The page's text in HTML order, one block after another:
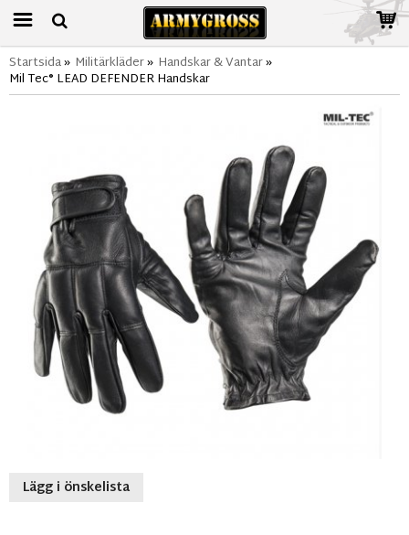
Startsida» Militärkläder» Handskar & Vantar»
Mil Tec® LEAD DEFENDER Handskar
Lägg i önskelista